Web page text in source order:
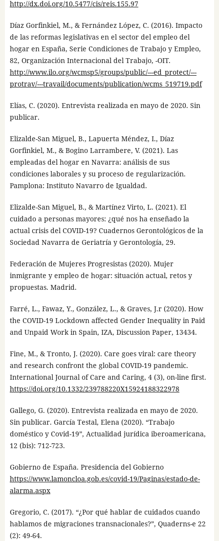
http://dx.doi.org/10.5477/cis/reis.155.97
Díaz Gorfinkiel, M., & Fernández López, C. (2016). Impacto
de las reformas legislativas en el sector del empleo del
hogar en España, Serie Condiciones de Trabajo y Empleo,
82, Organización Internacional del Trabajo, -OIT.
http://www.ilo.org/wcmsp5/groups/public/---ed_protect/---
protrav/---travail/documents/publication/wcms_519719.pdf
Elías, C. (2020). Entrevista realizada en mayo de 2020. Sin
publicar.
Elizalde-San Miguel, B., Lapuerta Méndez, I., Díaz
Gorfinkiel, M., & Bogino Larrambere, V. (2021). Las
empleadas del hogar en Navarra: análisis de sus
condiciones laborales y su proceso de regularización.
Pamplona: Instituto Navarro de Igualdad.
Elizalde-San Miguel, B., & Martínez Virto, L. (2021). El
cuidado a personas mayores: ¿qué nos ha enseñado la
actual crisis del COVID-19? Cuadernos Gerontológicos de la
Sociedad Navarra de Geriatría y Gerontología, 29.
Federación de Mujeres Progresistas (2020). Mujer
inmigrante y empleo de hogar: situación actual, retos y
propuestas. Madrid.
Farré, L., Fawaz, Y., González, L., & Graves, J.r (2020). How
the COVID-19 Lockdown affected Gender Inequality in Paid
and Unpaid Work in Spain, IZA, Discussion Paper, 13434.
Fine, M., & Tronto, J. (2020). Care goes viral: care theory
and research confront the global COVID-19 pandemic.
International Journal of Care and Caring, 4 (3), on-line first.
https://doi.org/10.1332/239788220X15924188322978
Gallego, G. (2020). Entrevista realizada en mayo de 2020.
Sin publicar. García Testal, Elena (2020). “Trabajo
doméstico y Covid-19”, Actualidad jurídica iberoamericana,
12 (bis): 712-723.
Gobierno de España. Presidencia del Gobierno
https://www.lamoncloa.gob.es/covid-19/Paginas/estado-de-
alarma.aspx
Gregorio, C. (2017). “¿Por qué hablar de cuidados cuando
hablamos de migraciones transnacionales?”, Quaderns-e 22
(2): 49-64.